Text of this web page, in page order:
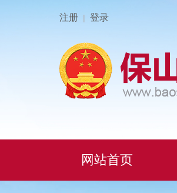
注册 | 登录
网站首页